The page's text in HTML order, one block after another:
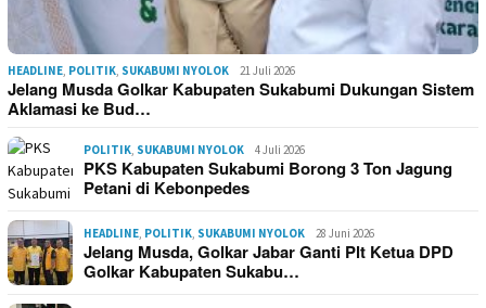
HEADLINE, POLITIK, SUKABUMI NYOLOK 21 Juli 2026
Jelang Musda Golkar Kabupaten Sukabumi Dukungan Sistem
Aklamasi ke Bud…
POLITIK, SUKABUMI NYOLOK 4 Juli 2026
PKS Kabupaten Sukabumi Borong 3 Ton Jagung
Petani di Kebonpedes
HEADLINE, POLITIK, SUKABUMI NYOLOK 28 Juni 2026
Jelang Musda, Golkar Jabar Ganti Plt Ketua DPD
Golkar Kabupaten Sukabu…